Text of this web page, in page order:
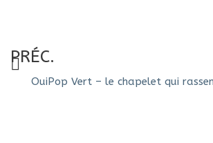
PRÉC.
OuiPop Vert – le chapelet qui